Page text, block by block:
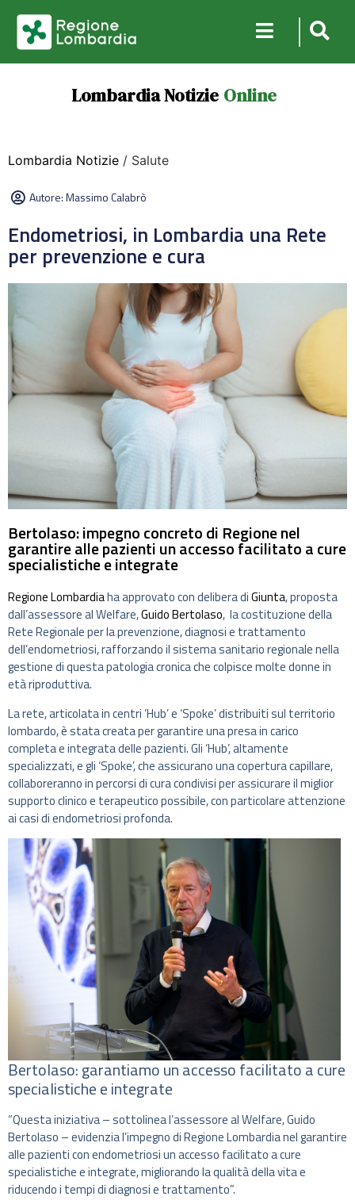
Lombardia Notizie Online
Lombardia Notizie / Salute
Autore:Massimo Calabrò
Endometriosi, in Lombardia una Rete
per prevenzione e cura
Bertolaso: impegno concreto di Regione nel
garantire alle pazienti un accesso facilitato a cure
specialistiche e integrate
Regione Lombardiaha approvato con delibera diGiunta, proposta
dall’assessore al Welfare,Guido Bertolaso, la costituzione della
Rete Regionale per la prevenzione, diagnosi e trattamento
dell’endometriosi, rafforzando il sistema sanitario regionale nella
gestione di questa patologia cronica che colpisce molte donne in
età riproduttiva.
La rete, articolata in centri ‘Hub’ e ‘Spoke’ distribuiti sul territorio
lombardo, è stata creata per garantire una presa in carico
completa e integrata delle pazienti. Gli ‘Hub’, altamente
specializzati, e gli ‘Spoke’, che assicurano una copertura capillare,
collaboreranno in percorsi di cura condivisi per assicurare il miglior
supporto clinico e terapeutico possibile, con particolare attenzione
ai casi di endometriosi profonda.
Bertolaso: garantiamo un accesso facilitato a cure
specialistiche e integrate
“Questa iniziativa – sottolinea l’assessore al Welfare, Guido
Bertolaso – evidenzia l’impegno di Regione Lombardia nel garantire
alle pazienti con endometriosi un accesso facilitato a cure
specialistiche e integrate, migliorando la qualità della vita e
riducendo i tempi di diagnosi e trattamento”.